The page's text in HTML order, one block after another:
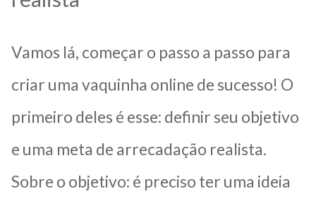
Vamos lá, começar o passo a passo para
criar uma vaquinha online de sucesso! O
primeiro deles é esse: definir seu objetivo
e uma meta de arrecadação realista.
Sobre o objetivo: é preciso ter uma ideia